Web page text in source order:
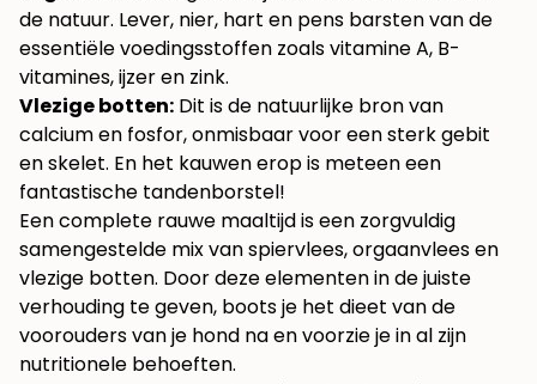
de natuur. Lever, nier, hart en pens barsten van de
essentiële voedingsstoffen zoals vitamine A, B-
vitamines, ijzer en zink.
Vlezige botten: Dit is de natuurlijke bron van
calcium en fosfor, onmisbaar voor een sterk gebit
en skelet. En het kauwen erop is meteen een
fantastische tandenborstel!
Een complete rauwe maaltijd is een zorgvuldig
samengestelde mix van spiervlees, orgaanvlees en
vlezige botten. Door deze elementen in de juiste
verhouding te geven, boots je het dieet van de
voorouders van je hond na en voorzie je in al zijn
nutritionele behoeften.